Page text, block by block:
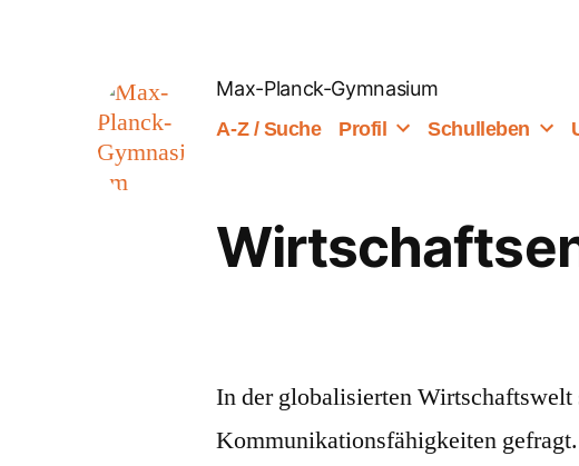
Max-Planck-Gymnasium
A-Z / Suche Profil Schulleben
In der globalisierten
Kommunikationsfähigkeiten